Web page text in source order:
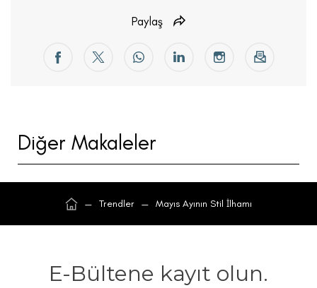
Paylaş
Diğer Makaleler
— Trendler — Mayıs Ayının Stil İlhamı
E-Bültene kayıt olun.